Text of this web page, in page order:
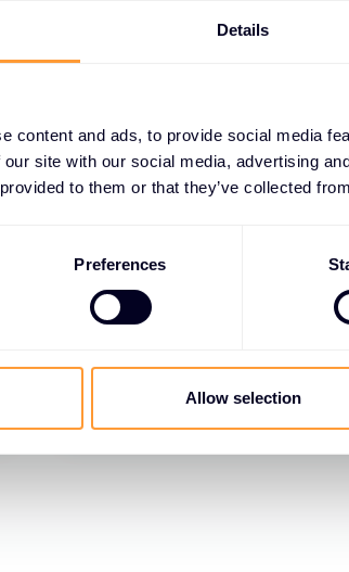
Details
content and ads, to provide social media
site with our social media, advertising
to them or that they’ve collected
Preferences
Allow selection